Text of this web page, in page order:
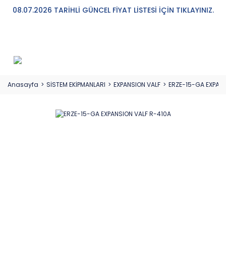
08.07.2026 TARİHLİ GÜNCEL FİYAT LİSTESİ İÇİN TIKLAYINIZ.
Anasayfa SİSTEM EKİPMANLARI EXPANSION VALF ERZE-15-GA